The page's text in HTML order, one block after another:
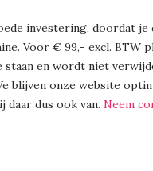
investering, doordat je
Voor € 99,- excl. BTW
en wordt niet
blijven onze website
dus ook van. Neem